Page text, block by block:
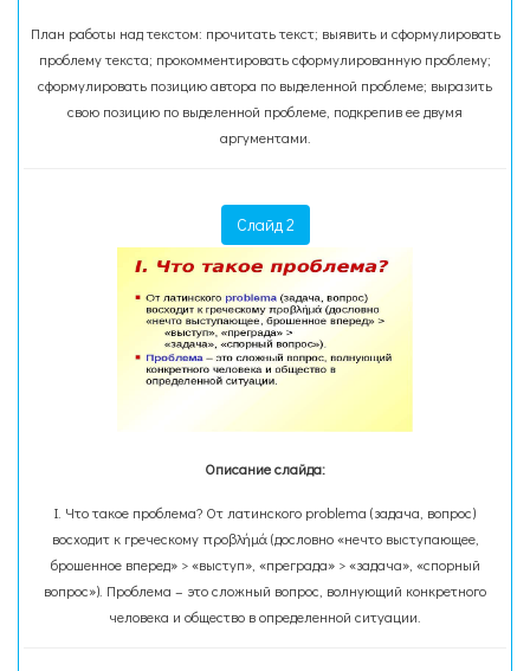
План работы над текстом: прочитать текст; выявить и сформулировать
проблему текста; прокомментировать сформулированную проблему;
сформулировать позицию автора по выделенной проблеме; выразить
свою позицию по выделенной проблеме, подкрепив ее двумя
аргументами.
Слайд 2
Описание слайда:
I. Что такое проблема? От латинского problеma (задача, вопрос)
восходит к греческому προβλήμά (дословно «нечто выступающее,
брошенное вперед» > «выступ», «преграда» > «задача», «спорный
вопрос»). Проблема – это сложный вопрос, волнующий конкретного
человека и общество в определенной ситуации.